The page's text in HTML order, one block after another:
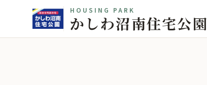
HOUSING PARK
かしわ沼南住宅公園